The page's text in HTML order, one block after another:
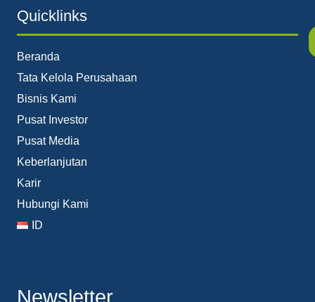
Quicklinks
Beranda
Tata Kelola Perusahaan
Bisnis Kami
Pusat Investor
Pusat Media
Keberlanjutan
Karir
Hubungi Kami
ID
Newsletter